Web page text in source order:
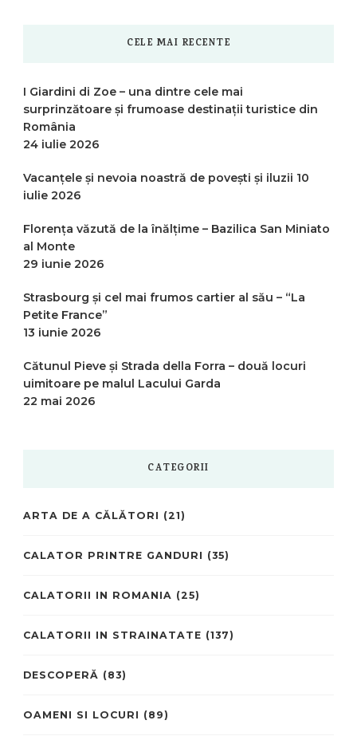
CELE MAI RECENTE
I Giardini di Zoe – una dintre cele mai
surprinzătoare și frumoase destinații turistice din
România
24 iulie 2026
Vacanțele și nevoia noastră de povești și iluzii 10
iulie 2026
Florența văzută de la înălțime – Bazilica San Miniato
al Monte
29 iunie 2026
Strasbourg și cel mai frumos cartier al său – “La
Petite France”
13 iunie 2026
Cătunul Pieve și Strada della Forra – două locuri
uimitoare pe malul Lacului Garda
22 mai 2026
CATEGORII
ARTA DE A CĂLĂTORI (21)
CALATOR PRINTRE GANDURI (35)
CALATORII IN ROMANIA (25)
CALATORII IN STRAINATATE (137)
DESCOPERĂ (83)
OAMENI SI LOCURI (89)